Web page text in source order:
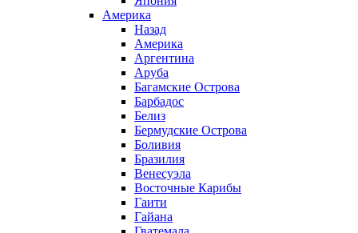
Америка
Назад
Америка
Аргентина
Аруба
Багамские Острова
Барбадос
Белиз
Бермудские Острова
Боливия
Бразилия
Венесуэла
Восточные Карибы
Гаити
Гайана